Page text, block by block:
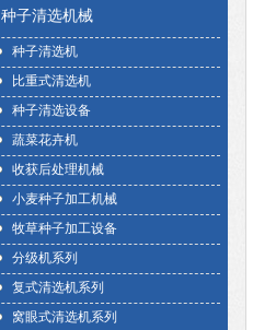
种子清选机械
种子清选机
比重式清选机
种子清选设备
蔬菜花卉机
收获后处理机械
小麦种子加工机械
牧草种子加工设备
分级机系列
复式清选机系列
窝眼式清选机系列